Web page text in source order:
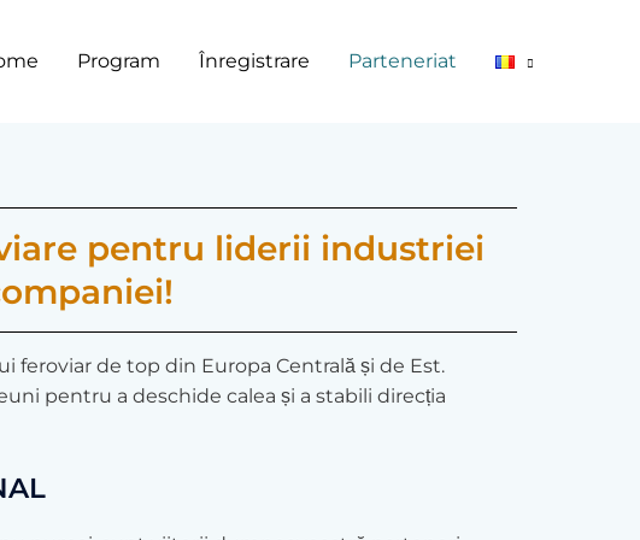
Program Înregistrare Parteneriat
pentru liderii industriei
de top din Europa Centrală și de Est.
pentru a deschide calea și a stabili direcția